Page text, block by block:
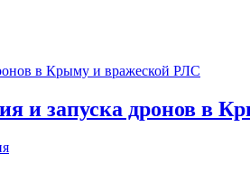
и запуска дронов в